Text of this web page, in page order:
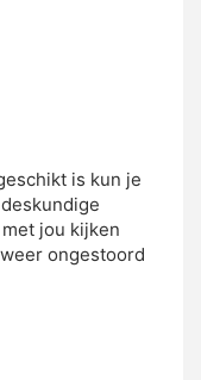
is kun je
jou kijken
ongestoord